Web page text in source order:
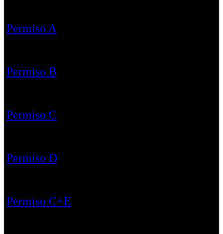
Permiso A
Permiso B
Permiso C
Permiso D
Permiso C+E